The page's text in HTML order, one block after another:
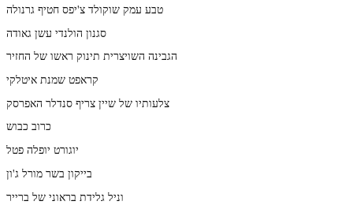
טבע עמק שוקולד צ'יפס חטיף גרנולה
סגנון הולנדי עשן גאודה
הגבינה השויצרית תינוק ראשו של החזיר
קראפט שמנת איטלקי
צלעותיו של שיין צריף סנדלר האפרסק
כרוב כבוש
יוגורט יופלה פטל
בייקון בשר מורל ג'ון
וניל גלידת בראוני של ברייר